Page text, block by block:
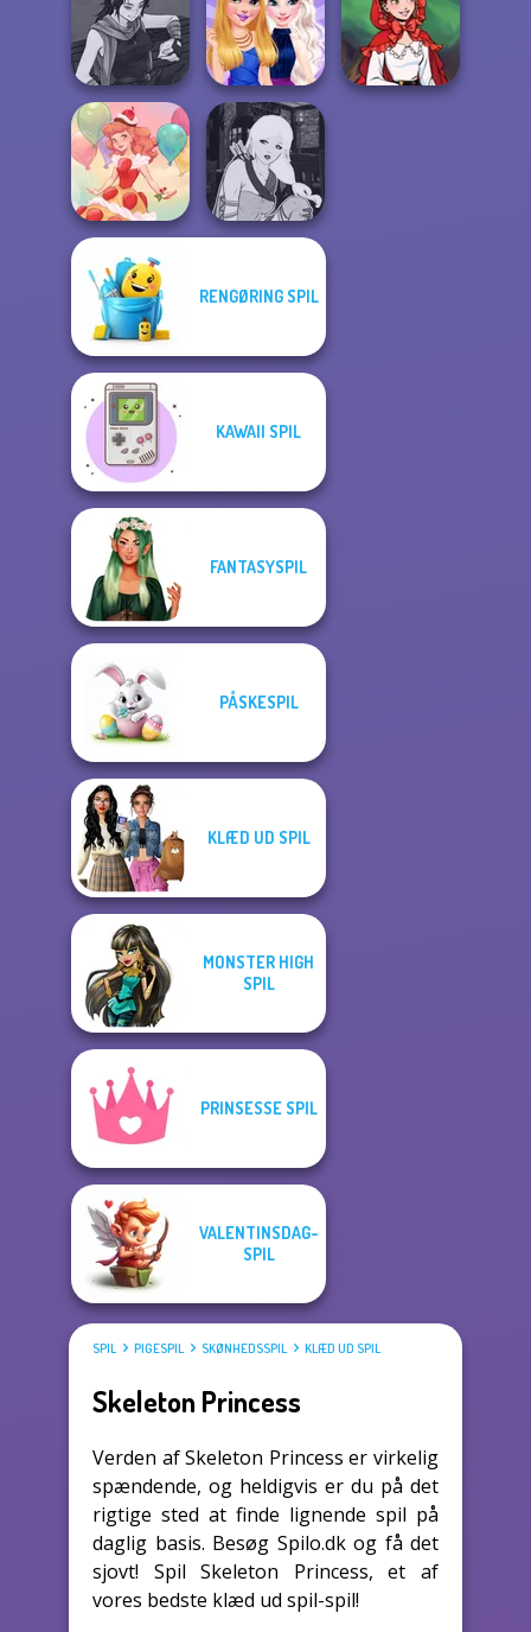
Manga Creator
Vampire Hunter
Manga Creator
World Of
Fantasy...
Back To School
Fashionistas
Manga Creator
Star Wars: Page...
BFFs Night Out
Dessert Girl
Manga Creator -
RENGØRING SPIL
KAWAII SPIL
FANTASYSPIL
PÅSKESPIL
KLÆD UD SPIL
MONSTER HIGH
SPIL
PRINSESSE SPIL
VALENTINSDAG-
SPIL
SPIL PIGESPIL SKØNHEDSSPIL KLÆD UD SPIL
Skeleton Princess
Verden af Skeleton Princess er virkelig
spændende, og heldigvis er du på det
rigtige sted at finde lignende spil på
daglig basis. Besøg Spilo.dk og få det
sjovt! Spil Skeleton Princess, et af
vores bedste klæd ud spil-spil!